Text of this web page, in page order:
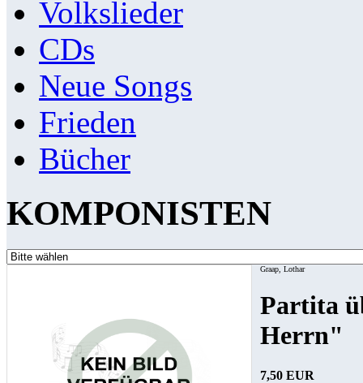
Volkslieder
CDs
Neue Songs
Frieden
Bücher
KOMPONISTEN
Graap, Lothar
Partita
Herrn"
7,50 EUR